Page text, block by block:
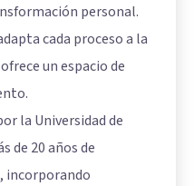
personal.
cada proceso a la
un espacio de
la Universidad de
de 20 años de
incorporando